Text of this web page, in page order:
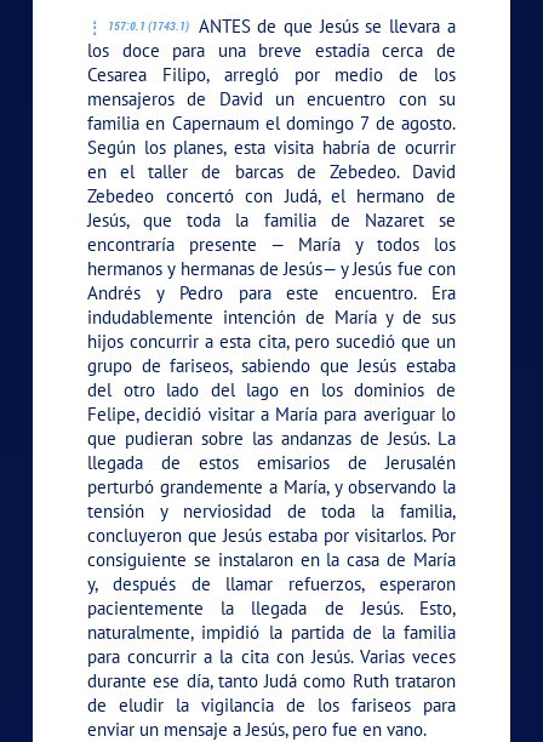
157:0.1 (1743.1)
ANTES de que Jesús se llevara a
los doce para una breve estadía cerca de
Cesarea Filipo, arregló por medio de los
mensajeros de David un encuentro con su
familia en Capernaum el domingo 7 de agosto.
Según los planes, esta visita habría de ocurrir
en el taller de barcas de Zebedeo. David
Zebedeo concertó con Judá, el hermano de
Jesús, que toda la familia de Nazaret se
encontraría presente — María y todos los
hermanos y hermanas de Jesús— y Jesús fue con
Andrés y Pedro para este encuentro. Era
indudablemente intención de María y de sus
hijos concurrir a esta cita, pero sucedió que un
grupo de fariseos, sabiendo que Jesús estaba
del otro lado del lago en los dominios de
Felipe, decidió visitar a María para averiguar lo
que pudieran sobre las andanzas de Jesús. La
llegada de estos emisarios de Jerusalén
perturbó grandemente a María, y observando la
tensión y nerviosidad de toda la familia,
concluyeron que Jesús estaba por visitarlos. Por
consiguiente se instalaron en la casa de María
y, después de llamar refuerzos, esperaron
pacientemente la llegada de Jesús. Esto,
naturalmente, impidió la partida de la familia
para concurrir a la cita con Jesús. Varias veces
durante ese día, tanto Judá como Ruth trataron
de eludir la vigilancia de los fariseos para
enviar un mensaje a Jesús, pero fue en vano.